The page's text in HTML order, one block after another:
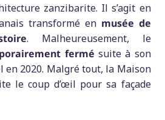
zanzibarite. Il s’agit en
transformé en musée de
. Malheureusement, le
fermé suite à son
2020. Malgré tout, la Maison
le coup d’œil pour sa façade